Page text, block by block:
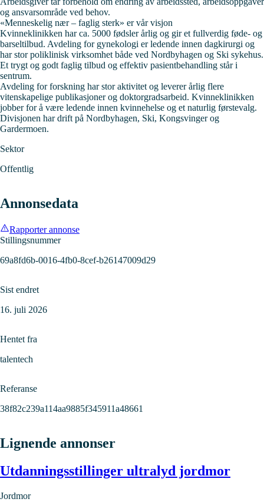
og ansvarsområde ved behov.
«Menneskelig nær – faglig sterk» er vår visjon
Kvinneklinikken har ca. 5000 fødsler årlig og gir et fullverdig føde- og
barseltilbud. Avdeling for gynekologi er ledende innen dagkirurgi og
har stor poliklinisk virksomhet både ved Nordbyhagen og Ski sykehus.
Et trygt og godt faglig tilbud og effektiv pasientbehandling står i
sentrum.
Avdeling for forskning har stor aktivitet og leverer årlig flere
vitenskapelige publikasjoner og doktorgradsarbeid. Kvinneklinikken
jobber for å være ledende innen kvinnehelse og et naturlig førstevalg.
Divisjonen har drift på Nordbyhagen, Ski, Kongsvinger og
Gardermoen.
Sektor
Offentlig
Annonsedata
Rapporter annonse
Stillingsnummer
69a8fd6b-0016-4fb0-8cef-b26147009d29
Sist endret
16. juli 2026
Hentet fra
talentech
Referanse
38f82c239a114aa9885f345911a48661
Lignende annonser
Utdanningsstillinger ultralyd jordmor
Jordmor